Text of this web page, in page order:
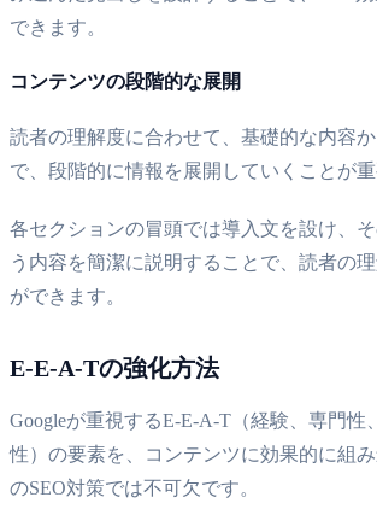
できます。
コンテンツの段階的な展開
読者の理解度に合わせて、基礎的な内容
で、段階的に情報を展開していくことが重
各セクションの冒頭では導入文を設け、
う内容を簡潔に説明することで、読者の
ができます。
E-E-A-Tの強化方法
Googleが重視するE-E-A-T（経験、専門性
性）の要素を、コンテンツに効果的に組
のSEO対策では不可欠です。